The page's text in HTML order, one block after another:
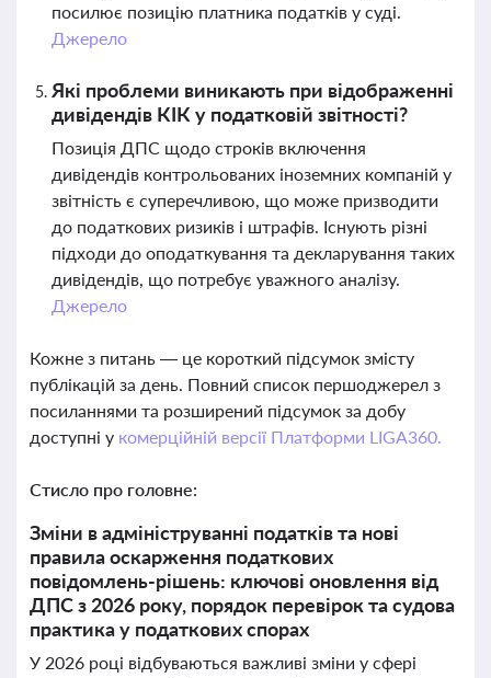
посилює позицію платника податків у суді.
Джерело
Які проблеми виникають при відображенні
дивідендів КІК у податковій звітності?
Позиція ДПС щодо строків включення
дивідендів контрольованих іноземних компаній у
звітність є суперечливою, що може призводити
до податкових ризиків і штрафів. Існують різні
підходи до оподаткування та декларування таких
дивідендів, що потребує уважного аналізу.
Джерело
Кожне з питань — це короткий підсумок змісту
публікацій за день. Повний список першоджерел з
посиланнями та розширений підсумок за добу
доступні у комерційній версії Платформи LIGA360.
Стисло про головне:
Зміни в адмініструванні податків та нові
правила оскарження податкових
повідомлень-рішень: ключові оновлення від
ДПС з 2026 року, порядок перевірок та судова
практика у податкових спорах
У 2026 році відбуваються важливі зміни у сфері